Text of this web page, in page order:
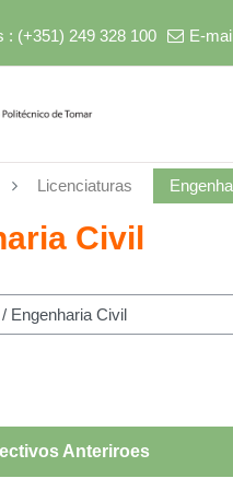
: (+351) 249 328 100 E-
Licenciaturas
Civil
Anteriroes